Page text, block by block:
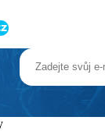
Marina se